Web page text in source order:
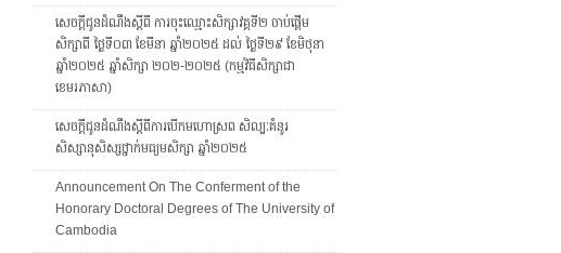
សេចក្តីជូនដំណឹងស្តីពី ការចុះឈ្មោះសិក្សាវគ្គទី២ ចាប់ផ្តើម
សិក្សាពី ថ្ងៃទី០៣ ខែមីនា ឆ្នាំ២០២៥ ដល់ ថ្ងៃទី២៩ ខែមិថុនា
ឆ្នាំ២០២៥ ឆ្នាំសិក្សា ២០២-២០២៥ (កម្មវិធីសិក្សាជា
ខេមរភាសា)
សេចក្តីជូនដំណឹងស្តីពីការបើកមហោស្រព សិល្បៈគំនូរ
សិស្សានុសិស្សថ្នាក់មធ្យមសិក្សា ឆ្នាំ២០២៥
Announcement On The Conferment of the
Honorary Doctoral Degrees of The University of
Cambodia